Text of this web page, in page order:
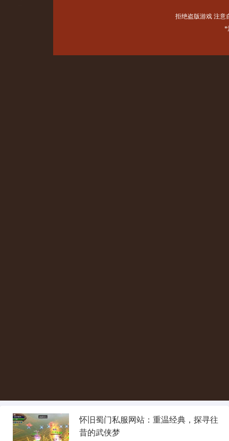
怀旧蜀门私服网站：重温经典，探寻往
昔的武侠梦